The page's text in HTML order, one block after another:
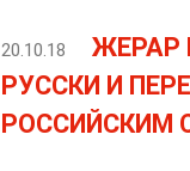
20.10.18
ЖЕРАР
РУССКИ И
РОССИЙСКИМ